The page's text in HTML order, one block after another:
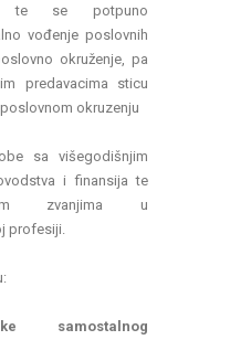
te se potpuno
vođenje poslovnih
okruženje, pa
predavacima sticu
okruzenju
sa višegodišnjim
i finansija te
zvanjima u
profesiji.
samostalnog